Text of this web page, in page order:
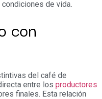
de vida.
con
del café de
entre los productores
finales. Esta relación